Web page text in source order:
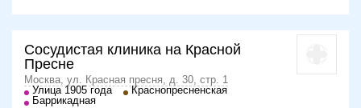
Сосудистая клиника на Красной
Пресне
Москва, ул. Красная пресня, д. 30, стр. 1
Улица 1905 года
Краснопресненская
Баррикадная